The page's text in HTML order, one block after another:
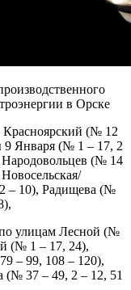
в Орске
Красноярский (№ 12
9 Января (№ 1 – 17, 2
Народовольцев (№ 14
– 10), Радищева (№
по улицам Лесной (№
(№ 1 – 17, 24),
– 99, 108 – 120),
(№ 37 – 49, 2 – 12, 51